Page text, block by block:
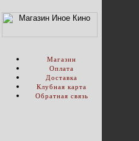
Магазин
Оплата
Доставка
Клубная карта
Обратная связь